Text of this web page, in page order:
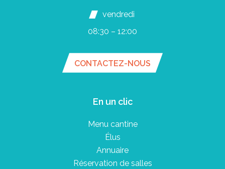
vendredi
08:30 – 12:00
CONTACTEZ-NOUS
En un clic
Menu cantine
Élus
Annuaire
Réservation de salles